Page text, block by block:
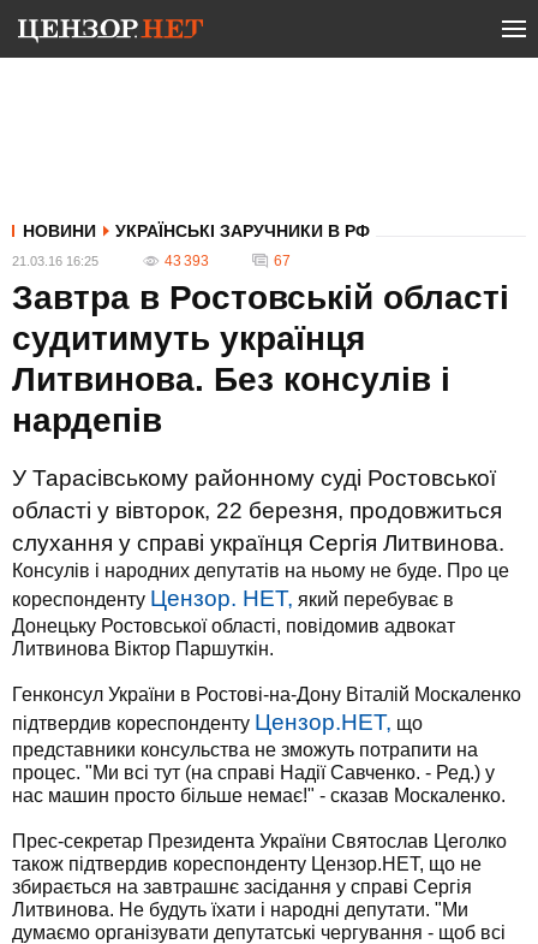
НОВИНИ УКРАЇНСЬКІ ЗАРУЧНИКИ В РФ
21.03.16 16:25 43 393 67
Завтра в Ростовській області
судитимуть українця
Литвинова. Без консулів і
нардепів
У Тарасівському районному суді Ростовської
області у вівторок, 22 березня, продовжиться
слухання у справі українця Сергія Литвинова.
Консулів і народних депутатів на ньому не буде. Про це
кореспонденту Цензор. НЕТ, який перебуває в
Донецьку Ростовської області, повідомив адвокат
Литвинова Віктор Паршуткін.
Генконсул України в Ростові-на-Дону Віталій Москаленко
підтвердив кореспонденту Цензор.НЕТ, що
представники консульства не зможуть потрапити на
процес. "Ми всі тут (на справі Надії Савченко. - Ред.) у
нас машин просто більше немає!" - сказав Москаленко.
Прес-секретар Президента України Святослав Цеголко
також підтвердив кореспонденту Цензор.НЕТ, що не
збирається на завтрашнє засідання у справі Сергія
Литвинова. Не будуть їхати і народні депутати. "Ми
думаємо організувати депутатські чергування - щоб всі